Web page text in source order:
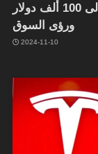
بيتكوين تصل إلى آفاق جديدة: الطريق إلى 100 ألف دولار
ورؤى السوق
2024-11-10